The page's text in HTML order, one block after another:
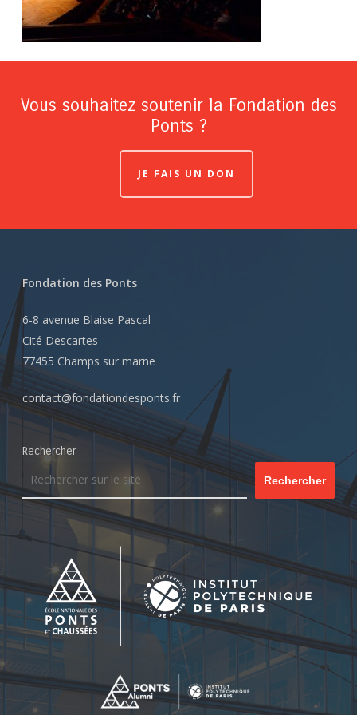
Vous souhaitez soutenir la Fondation des
Ponts ?
JE FAIS UN DON
Fondation des Ponts
6-8 avenue Blaise Pascal
Cité Descartes
77455 Champs sur marne
contact@fondationdesponts.fr
Rechercher
Rechercher